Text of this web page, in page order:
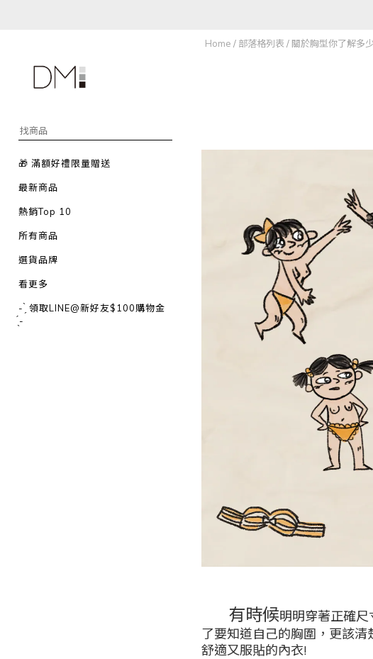
🎁 滿額好禮限量贈送
最新商品
熱銷Top 10
所有商品
選貨品牌
看更多
- ̗̀ 領取LINE@新好友$100購物金
̖́-
Home / 部落格列表 / 關於胸型你了解多
有時候明明穿著正確
了要知道自己的胸圍，更該
舒適又服貼的內衣!